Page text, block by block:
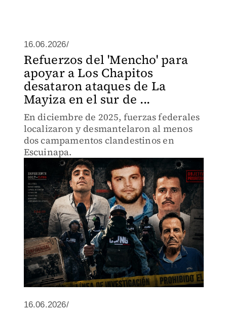
16.06.2026/
Refuerzos del 'Mencho' para
apoyar a Los Chapitos
desataron ataques de La
Mayiza en el sur de ...
En diciembre de 2025, fuerzas federales
localizaron y desmantelaron al menos
dos campamentos clandestinos en
Escuinapa.
16.06.2026/